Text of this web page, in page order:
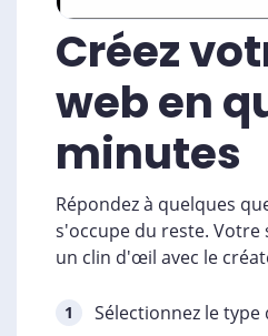
Créez
web en
minutes
Répondez à quelques
s'occupe du reste. Votre
un clin d'œil avec le
Sélectionnez le